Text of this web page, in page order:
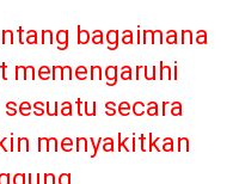
bagaimana
memengaruhi
secara
menyakitkan